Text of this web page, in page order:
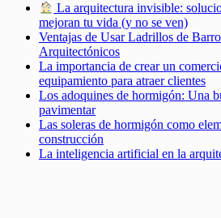
La arquitectura invisible:
mejoran tu vida (y no se ven)
Ventajas de Usar Ladrillos de
Arquitectónicos
La importancia de crear un
equipamiento para atraer clientes
Los adoquines de hormigón: Una
pavimentar
Las soleras de hormigón como
construcción
La inteligencia artificial en la